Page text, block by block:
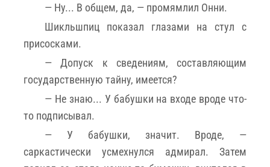
— Ну... В общем, да, — промямлил Онни.
Шикльшпиц показал глазами на стул с
присосками.
— Допуск к сведениям, составляющим
государственную тайну, имеется?
— Не знаю... У бабушки на входе вроде что-
то подписывал.
— У бабушки, значит. Вроде, —
саркастически усмехнулся адмирал. Затем